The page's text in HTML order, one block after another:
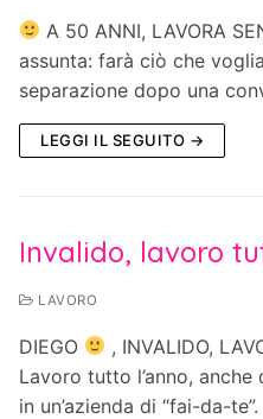
A 50 ANNI, LAVORA
assunta: farà ciò che
separazione dopo una
LEGGI IL SEGUITO →
Invalido, lavoro
LAVORO
DIEGO
, INVALIDO,
Lavoro tutto l’anno,
in un’azienda di “fai-da-